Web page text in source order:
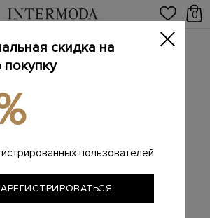
0
/ Одежда / Куртки
технического поплина с
скидка на
пользователей